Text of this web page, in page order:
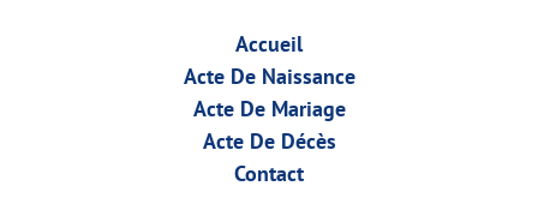
Accueil
Acte De Naissance
Acte De Mariage
Acte De Décès
Contact